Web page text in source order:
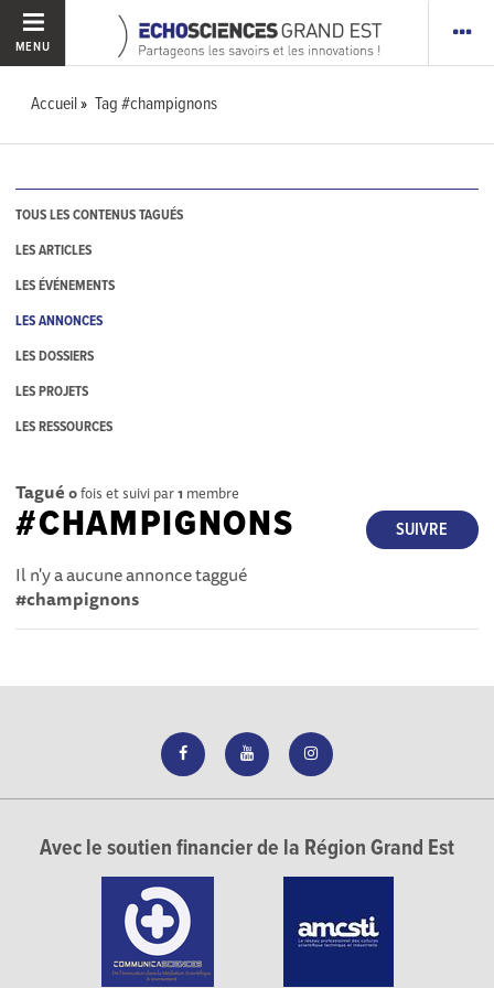
MENU
Accueil Tag #champignons
TOUS LES CONTENUS TAGUÉS
LES ARTICLES
LES ÉVÉNEMENTS
LES ANNONCES
LES DOSSIERS
LES PROJETS
LES RESSOURCES
Tagué 0fois et suivi par1 membre
SUIVRE
#CHAMPIGNONS
Il n'y a aucune annonce taggué
#champignons
Avec le soutien financier de la Région Grand Est